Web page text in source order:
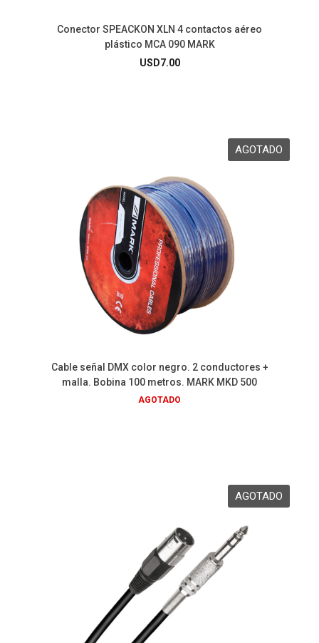
Conector SPEACKON XLN 4 contactos aéreo
plástico MCA 090 MARK
USD7.00
Cable señal DMX color negro. 2 conductores +
malla. Bobina 100 metros. MARK MKD 500
AGOTADO